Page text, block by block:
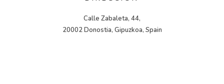
Calle Zabaleta, 44,
20002 Donostia, Gipuzkoa, Spain